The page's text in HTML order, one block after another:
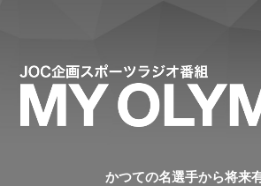
かつての名選手から将来